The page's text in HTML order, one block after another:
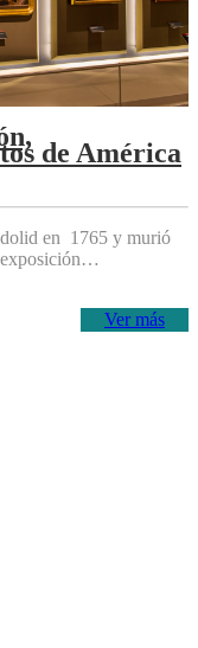
de América
en 1765 y murió
exposición…
Ver más